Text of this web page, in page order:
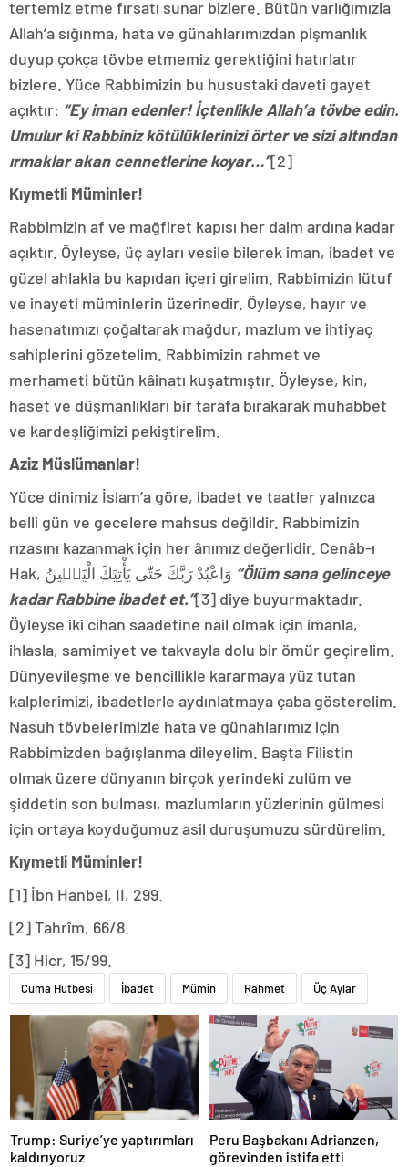
tertemiz etme fırsatı sunar bizlere. Bütün varlığımızla
Allah’a sığınma, hata ve günahlarımızdan pişmanlık
duyup çokça tövbe etmemiz gerektiğini hatırlatır
bizlere. Yüce Rabbimizin bu husustaki daveti gayet
açıktır: “Ey iman edenler! İçtenlikle Allah’a tövbe edin.
Umulur ki Rabbiniz kötülüklerinizi örter ve sizi altından
ırmaklar akan cennetlerine koyar…”[2]
Kıymetli Müminler!
Rabbimizin af ve mağfiret kapısı her daim ardına kadar
açıktır. Öyleyse, üç ayları vesile bilerek iman, ibadet ve
güzel ahlakla bu kapıdan içeri girelim. Rabbimizin lütuf
ve inayeti müminlerin üzerinedir. Öyleyse, hayır ve
hasenatımızı çoğaltarak mağdur, mazlum ve ihtiyaç
sahiplerini gözetelim. Rabbimizin rahmet ve
merhameti bütün kâinatı kuşatmıştır. Öyleyse, kin,
haset ve düşmanlıkları bir tarafa bırakarak muhabbet
ve kardeşliğimizi pekiştirelim.
Aziz Müslümanlar!
Yüce dinimiz İslam’a göre, ibadet ve taatler yalnızca
belli gün ve gecelere mahsus değildir. Rabbimizin
rızasını kazanmak için her ânımız değerlidir. Cenâb-ı
“Ölüm sana gelinceye
kadar Rabbine ibadet et.”[3] diye buyurmaktadır.
Öyleyse iki cihan saadetine nail olmak için imanla,
ihlasla, samimiyet ve takvayla dolu bir ömür geçirelim.
Dünyevileşme ve bencillikle kararmaya yüz tutan
kalplerimizi, ibadetlerle aydınlatmaya çaba gösterelim.
Nasuh tövbelerimizle hata ve günahlarımız için
Rabbimizden bağışlanma dileyelim. Başta Filistin
olmak üzere dünyanın birçok yerindeki zulüm ve
şiddetin son bulması, mazlumların yüzlerinin gülmesi
için ortaya koyduğumuz asil duruşumuzu sürdürelim.
Kıymetli Müminler!
[1] İbn Hanbel, II, 299.
[2] Tahrîm, 66/8.
[3] Hicr, 15/99.
Cuma Hutbesi İbadet Mümin Rahmet Üç Aylar
Trump: Suriye’ye yaptırımları
kaldırıyoruz
Peru Başbakanı Adrianzen,
görevinden istifa etti